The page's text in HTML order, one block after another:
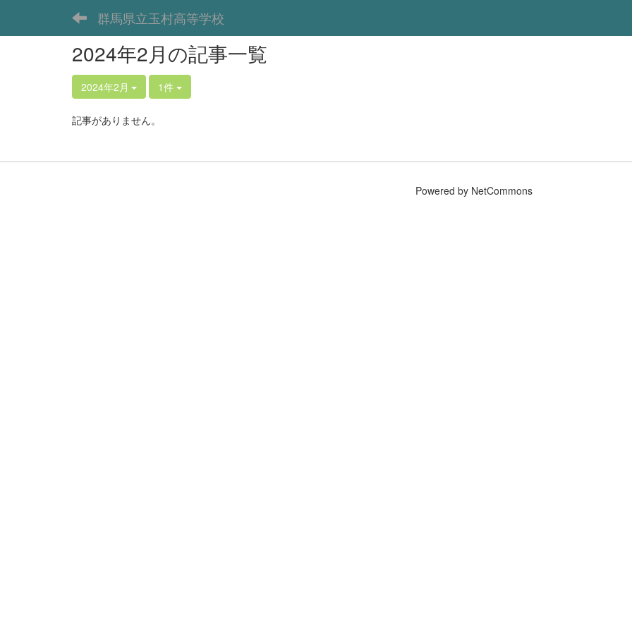
群馬県立玉村高等学校
2024年2月の記事一覧
2024年2月 1件
記事がありません。
Powered by NetCommons